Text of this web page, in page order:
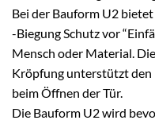
Bei der Bauform U2
-Biegung Schutz vor
Mensch oder Material.
Kröpfung unterstützt den
beim Öffnen der Tür.
Die Bauform U2 wird